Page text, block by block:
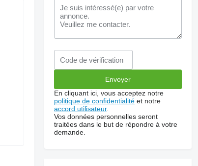
En cliquant ici, vous acceptez notre
politique de confidentialité et notre
accord utilisateur.
Vos données personnelles seront
traitées dans le but de répondre à votre
demande.